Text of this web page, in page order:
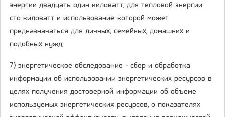
энергии двадцать один киловатт, для тепловой энергии
сто киловатт и использование которой может
предназначаться для личных, семейных, домашних и
подобных нужд;
7) энергетическое обследование - сбор и обработка
информации об использовании энергетических ресурсов в
целях получения достоверной информации об объеме
используемых энергетических ресурсов, о показателях